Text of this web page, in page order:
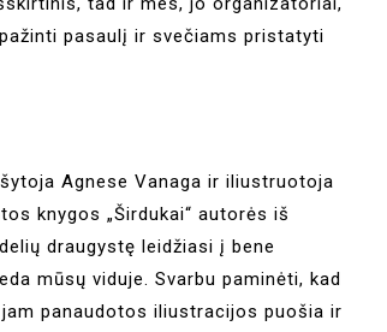
pasaulį ir svečiams pristatyti
Agnese Vanaga ir iliustruotoja
knygos „Širdukai“ autorės iš
draugystę leidžiasi į bene
mūsų viduje. Svarbu paminėti, kad
panaudotos iliustracijos puošia ir